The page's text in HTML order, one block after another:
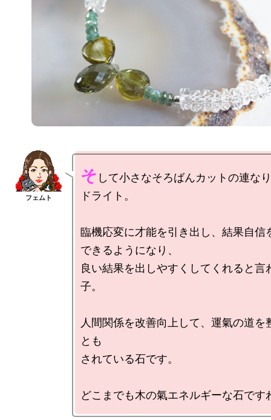
そ して小さなそろばんカットの連な
ドライト。
臨機応変に才能を引き出し、結果自信
できるようになり、
良い結果を出しやすくしてくれると言
子。
人間関係を改善向上して、運氣の道を
とも
されている石です。